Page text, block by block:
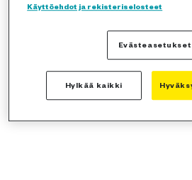
Käyttöehdot ja rekisteriselosteet
Evästeasetukset
Hylkää kaikki